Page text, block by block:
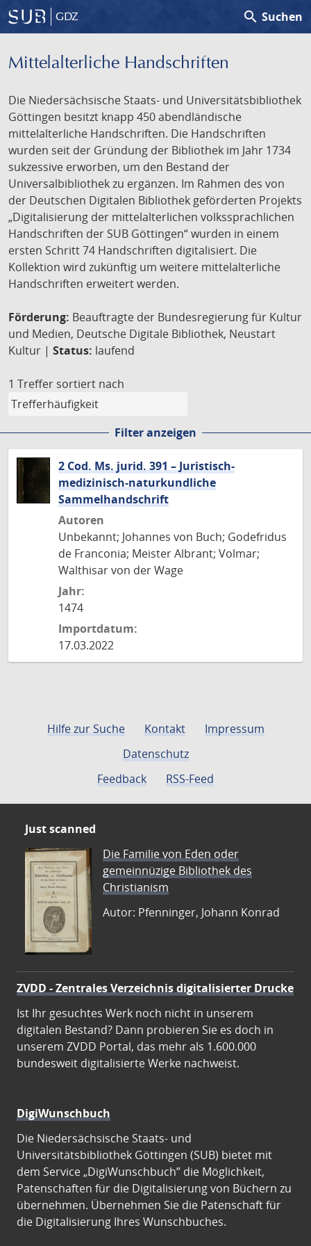
GDZ search Suchen
Mittelalterliche Handschriften
Die Niedersächsische Staats- und Universitätsbibliothek
Göttingen besitzt knapp 450 abendländische
mittelalterliche Handschriften. Die Handschriften
wurden seit der Gründung der Bibliothek im Jahr 1734
sukzessive erworben, um den Bestand der
Universalbibliothek zu ergänzen. Im Rahmen des von
der Deutschen Digitalen Bibliothek geförderten Projekts
„Digitalisierung der mittelalterlichen volkssprachlichen
Handschriften der SUB Göttingen“ wurden in einem
ersten Schritt 74 Handschriften digitalisiert. Die
Kollektion wird zukünftig um weitere mittelalterliche
Handschriften erweitert werden.
Förderung: Beauftragte der Bundesregierung für Kultur
und Medien, Deutsche Digitale Bibliothek, Neustart
Kultur | Status: laufend
1 Treffer sortiert nach
Filter anzeigen
2 Cod. Ms. jurid. 391 – Juristisch-
medizinisch-naturkundliche
Sammelhandschrift
Autoren
Unbekannt; Johannes von Buch; Godefridus
de Franconia; Meister Albrant; Volmar;
Walthisar von der Wage
Jahr:
1474
Importdatum:
17.03.2022
Hilfe zur Suche Kontakt
Impressum
Datenschutz
Feedback
RSS-Feed
Just scanned
Die Familie von Eden oder
gemeinnüzige Bibliothek des
Christianism
Autor: Pfenninger, Johann Konrad
ZVDD - Zentrales Verzeichnis digitalisierter Drucke
Ist Ihr gesuchtes Werk noch nicht in unserem
digitalen Bestand? Dann probieren Sie es doch in
unserem ZVDD Portal, das mehr als 1.600.000
bundesweit digitalisierte Werke nachweist.
DigiWunschbuch
Die Niedersächsische Staats- und
Universitätsbibliothek Göttingen (SUB) bietet mit
dem Service „DigiWunschbuch” die Möglichkeit,
Patenschaften für die Digitalisierung von Büchern zu
übernehmen. Übernehmen Sie die Patenschaft für
die Digitalisierung Ihres Wunschbuches.